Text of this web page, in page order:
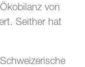
von
Seither hat